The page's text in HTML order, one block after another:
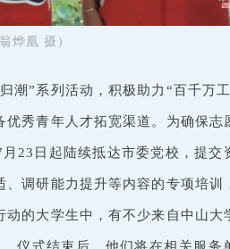
烨凰 摄）
潮”系列活动，积极助力“百千万
秀青年人才拓宽渠道。为确保志
23日起陆续抵达市委党校，提交
调研能力提升等内容的专项培训
的大学生中，有不少来自中山大